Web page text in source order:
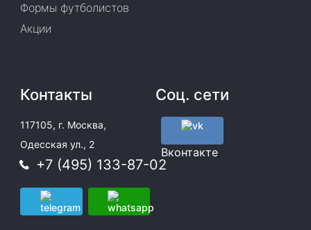
Формы футболистов
Акции
Контакты
117105, г. Москва,
Одесская ул., 2
+7 (495) 133-87-02
Соц. сети
Вконтакте